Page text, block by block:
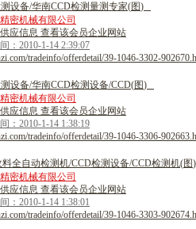
测设备/华南CCD检测量测专家(图)
密机械有限公司
应信息 查看该会员企业网站
：2010-1-14 2:39:07
tradeinfo/offerdetail/39-1046-3302-
测设备/华南CCD检测设备/CCD(图)
密机械有限公司
应信息 查看该会员企业网站
：2010-1-14 1:38:19
tradeinfo/offerdetail/39-1046-3306-
料全自动检测机/CCD检测设备/CCD检测机(图)
密机械有限公司
应信息 查看该会员企业网站
：2010-1-14 1:38:01
tradeinfo/offerdetail/39-1046-3303-